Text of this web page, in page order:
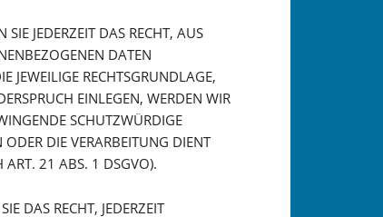
JEDERZEIT DAS RECHT, AUS
DATEN
JEWEILIGE RECHTSGRUNDLAGE,
EINLEGEN, WERDEN WIR
SCHUTZWÜRDIGE
ODER DIE VERARBEITUNG DIENT
ART. 21 ABS. 1 DSGVO).
DAS RECHT, JEDERZEIT